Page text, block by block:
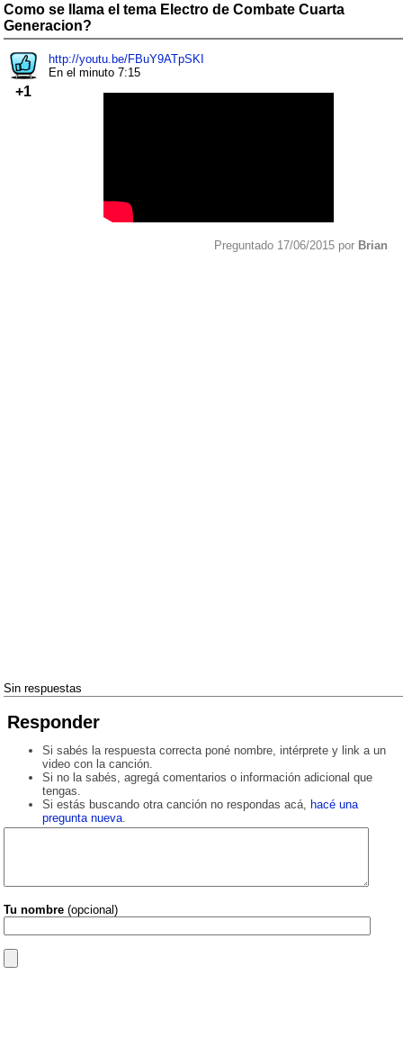
Como se llama el tema Electro de Combate Cuarta
Generacion?
+1
http://youtu.be/FBuY9ATpSKI
En el minuto 7:15
Preguntado 17/06/2015 por Brian
Sin respuestas
Responder
Si sabés la respuesta correcta poné nombre, intérprete y link a un
video con la canción.
Si no la sabés, agregá comentarios o información adicional que
tengas.
Si estás buscando otra canción no respondas acá, hacé una
pregunta nueva.
Tu nombre (opcional)